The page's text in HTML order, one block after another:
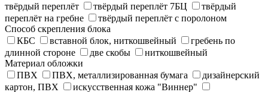
твёрдый переплёт
твёрдый переплёт 7БЦ
твёрдый
переплёт на гребне
твёрдый переплёт с поролоном
Способ скрепления блока
КБС
вставной блок, ниткошвейный
гребень по
длинной стороне
две скобы
ниткошвейный
Материал обложки
ПВХ
ПВХ, металлизированная бумага
дизайнерский
картон, ПВХ
искусственная кожа "Виннер"